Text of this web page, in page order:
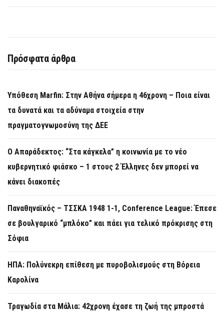
Πρόσφατα άρθρα
Υπόθεση Marfin: Στην Αθήνα σήμερα η 46χρονη – Ποια είναι
τα δυνατά και τα αδύναμα στοιχεία στην
πραγματογνωμοσύνη της ΔΕΕ
Ο Απαράδεκτος: “Στα κάγκελα” η κοινωνία με το νέο
κυβερνητικό φιάσκο – 1 στους 2 Έλληνες δεν μπορεί να
κάνει διακοπές
Παναθηναϊκός – ΤΣΣΚΑ 1948 1-1, Conference League: Έπεσε
σε βουλγαρικό “μπλόκο” και πάει για τελικό πρόκρισης στη
Σόφια
ΗΠΑ: Πολύνεκρη επίθεση με πυροβολισμούς στη Βόρεια
Καρολίνα
Τραγωδία στα Μάλια: 42χρονη έχασε τη ζωή της μπροστά